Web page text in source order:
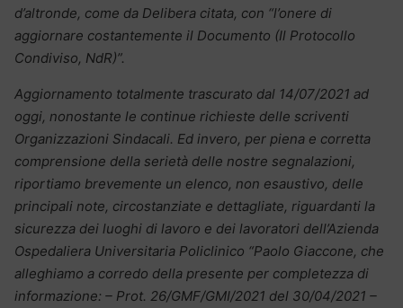
d’altronde, come da Delibera citata, con “l’onere di
aggiornare costantemente il Documento (Il Protocollo
Condiviso, NdR)”.
Aggiornamento totalmente trascurato dal 14/07/2021 ad
oggi, nonostante le continue richieste delle scriventi
Organizzazioni Sindacali. Ed invero, per piena e corretta
comprensione della serietà delle nostre segnalazioni,
riportiamo brevemente un elenco, non esaustivo, delle
principali note, circostanziate e dettagliate, riguardanti la
sicurezza dei luoghi di lavoro e dei lavoratori dell’Azienda
Ospedaliera Universitaria Policlinico “Paolo Giaccone, che
alleghiamo a corredo della presente per completezza di
informazione: – Prot. 26/GMF/GMI/2021 del 30/04/2021 –